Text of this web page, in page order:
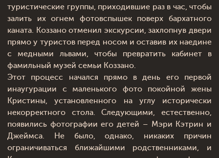
туристические группы, приходившие раз в час, чтобы
залить их огнем фотовспышек поверх бархатного
каната. Коззано отменил экскурсии, захлопнув двери
прямо у туристов перед носом и оставив их наедине
с медными львами, чтобы превратить кабинет в
фамильный музей семьи Коззано.
Этот процесс начался прямо в день его первой
инаугурации с маленького фото покойной жены
Кристины, установленного на углу исторически
некорректного стола. Следующими, естественно,
появились фотографии его детей – Мэри Кэтрин и
Джеймса. Не было, однако, никаких причин
ограничиваться ближайшими родственниками, и